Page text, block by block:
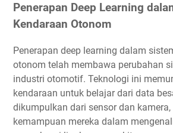
Penerapan Deep Learning
Kendaraan Otonom
Penerapan deep learning dalam
otonom telah membawa perubahan
industri otomotif. Teknologi ini
kendaraan untuk belajar dari data
dikumpulkan dari sensor dan
kemampuan mereka dalam